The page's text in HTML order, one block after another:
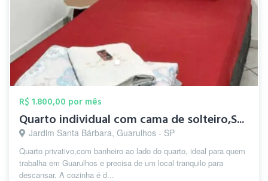
R$ 1.800,00 por mês
Quarto individual com cama de solteiro,S...
Jardim Santa Bárbara, Guarulhos - SP
Quarto privativo,com banheiro ao lado do quarto, ideal para quem
trabalha em Guarulhos e precisa de um local tranquilo para
descansar. A cozinha é d...